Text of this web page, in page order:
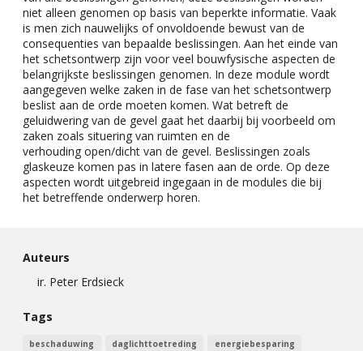
niet alleen genomen op basis van beperkte informatie. Vaak
is men zich nauwelijks of onvoldoende bewust van de
consequenties van bepaalde beslissingen. Aan het einde van
het schetsontwerp zijn voor veel bouwfysische aspecten de
belangrijkste beslissingen genomen. In deze module wordt
aangegeven welke zaken in de fase van het schetsontwerp
beslist aan de orde moeten komen. Wat betreft de
geluidwering van de gevel gaat het daarbij bij voorbeeld om
zaken zoals situering van ruimten en de
verhouding open/dicht van de gevel. Beslissingen zoals
glaskeuze komen pas in latere fasen aan de orde. Op deze
aspecten wordt uitgebreid ingegaan in de modules die bij
het betreffende onderwerp horen.
Auteurs
ir. Peter Erdsieck
Tags
beschaduwing daglichttoetreding
energiebesparing